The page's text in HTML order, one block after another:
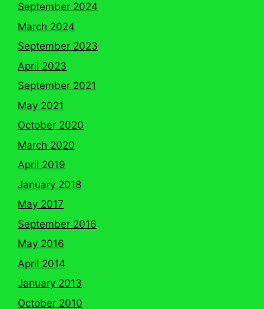
September 2024
March 2024
September 2023
April 2023
September 2021
May 2021
October 2020
March 2020
April 2019
January 2018
May 2017
September 2016
May 2016
April 2014
January 2013
October 2010